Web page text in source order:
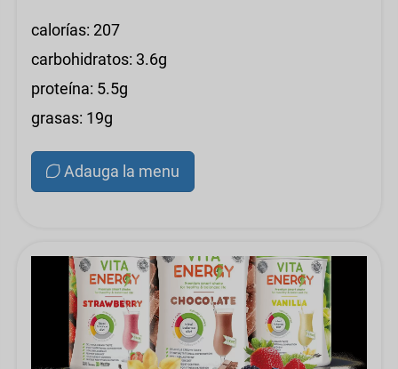
calorías: 207
carbohidratos: 3.6g
proteína: 5.5g
grasas: 19g
Adauga la menu